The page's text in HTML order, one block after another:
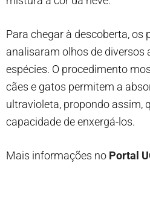
Para chegar à descoberta, os
analisaram olhos de diversos
espécies. O procedimento
cães e gatos permitem a
ultravioleta, propondo assim,
capacidade de enxergá-los.
Mais informações no Portal